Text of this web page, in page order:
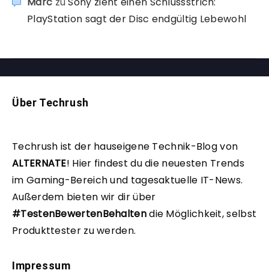
PlayStation sagt der Disc endgültig Lebewohl
Über Techrush
Techrush ist der hauseigene Technik-Blog von
ALTERNATE! Hier findest du die neuesten Trends
im Gaming-Bereich und tagesaktuelle IT-News.
Außerdem bieten wir dir über
#TestenBewertenBehaltendie Möglichkeit, selbst
Produkttester zu werden.
Impressum